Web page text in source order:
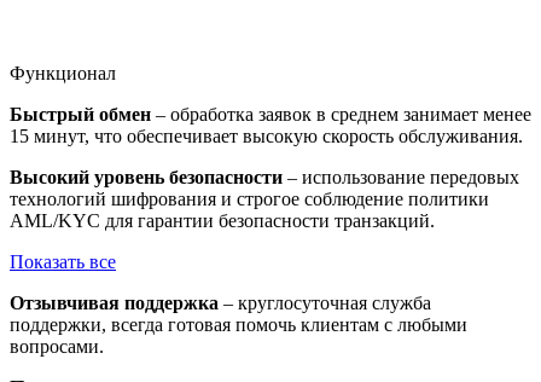
Функционал
Быстрый обмен – обработка заявок в среднем занимает менее
15 минут, что обеспечивает высокую скорость обслуживания.
Высокий уровень безопасности – использование передовых
технологий шифрования и строгое соблюдение политики
AML/KYC для гарантии безопасности транзакций.
Показать все
Отзывчивая поддержка – круглосуточная служба
поддержки, всегда готовая помочь клиентам с любыми
вопросами.